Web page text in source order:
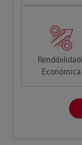
Económica